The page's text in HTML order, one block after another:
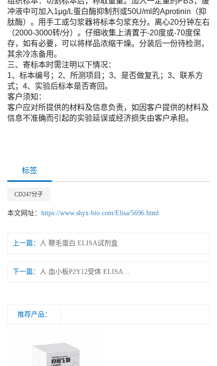
冲液中可加入1μg/L蛋白酶抑制剂或50U/ml的Aprotinin（抑
肽酶）。用手工或匀浆器将标本匀浆充分。离心20分钟左右
（2000-3000转/分）。仔细收集上清置于-20度或-70度保
存，如有必要，可以将样品浓缩干燥。分装后一份待检测，
其余冷冻备用。
三、寄标本时需注明以下情况：
1、标本编号；2、所测项目；3、是否做复孔；3、联系方
式；4、实验后标本是否寄回。
客户须知：
客户应对所提供的材料及信息负责，如因客户提供的材料及
信息不准确而引起的实验延误或经济损失由客户承担。
标签
CD247分子
本文网址： https://www.shyx-bio.com/Elisa/5696.html
上一篇： 人 鞭毛蛋白 ELISA试剂盒
下一篇： 人 血小板P2Y12受体 ELISA试剂盒
推荐产品：